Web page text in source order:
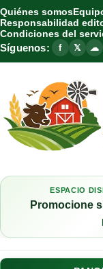
Quiénes somos
Responsabilidad
Condiciones del
Síguenos: f 𝕏 ☁
ESPACIO
Promocione